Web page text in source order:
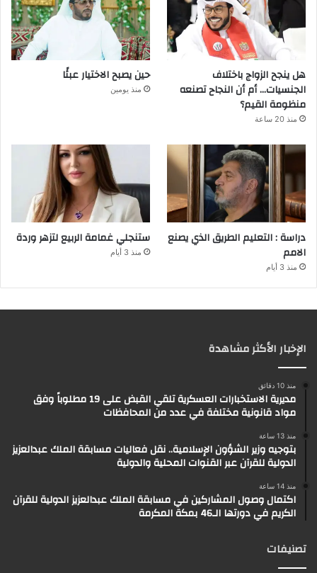
هل ينجح الزواج باختلاف
الجنسيات… أم أن النجاح تصنعه
منظومة القيم؟
منذ 20 ساعة
حين يصبح الاختيار عبئًا
منذ يومين
دراسة : التعليم الطريق الذي يصنع
الامم
منذ 3 أيام
ستنجلي غمامة الربيع لتزهر وردة
منذ 3 أيام
الإخبار الأكثر مشاهدة
منذ 10 دقائق
مديرية الاستخبارات العسكرية تلقي القبض على 19 مطلوباً وفق
مواد قانونية مختلفة في عدد من المحافظات
منذ 13 ساعة
بتوجيه وزير الشؤون الإسلامية.. نقل فعاليات مسابقة الملك عبدالعزيز
الدولية للقرآن عبر القنوات المحلية والدولية
منذ 14 ساعة
اكتمال وصول المشاركين في مسابقة الملك عبدالعزيز الدولية للقرآن
الكريم في دورتها الـ46 بمكة المكرمة
تصنيفات